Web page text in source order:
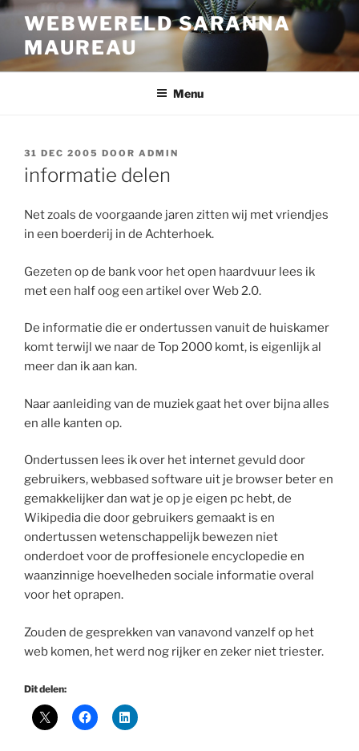
Ga
inhoud
WEBWERELD SARANNA
MAUREAU
Menu
GEPLAATST
OP
31 DEC 2005 DOOR ADMIN
informatie delen
Net zoals de voorgaande jaren zitten wij met vriendjes
in een boerderij in de Achterhoek.
Gezeten op de bank voor het open haardvuur lees ik
met een half oog een artikel over Web 2.0.
De informatie die er ondertussen vanuit de huiskamer
komt terwijl we naar de Top 2000 komt, is eigenlijk al
meer dan ik aan kan.
Naar aanleiding van de muziek gaat het over bijna alles
en alle kanten op.
Ondertussen lees ik over het internet gevuld door
gebruikers, webbased software uit je browser beter en
gemakkelijker dan wat je op je eigen pc hebt, de
Wikipedia die door gebruikers gemaakt is en
ondertussen wetenschappelijk bewezen niet
onderdoet voor de proffesionele encyclopedie en
waanzinnige hoevelheden sociale informatie overal
voor het oprapen.
Zouden de gesprekken van vanavond vanzelf op het
web komen, het werd nog rijker en zeker niet triester.
Dit delen: